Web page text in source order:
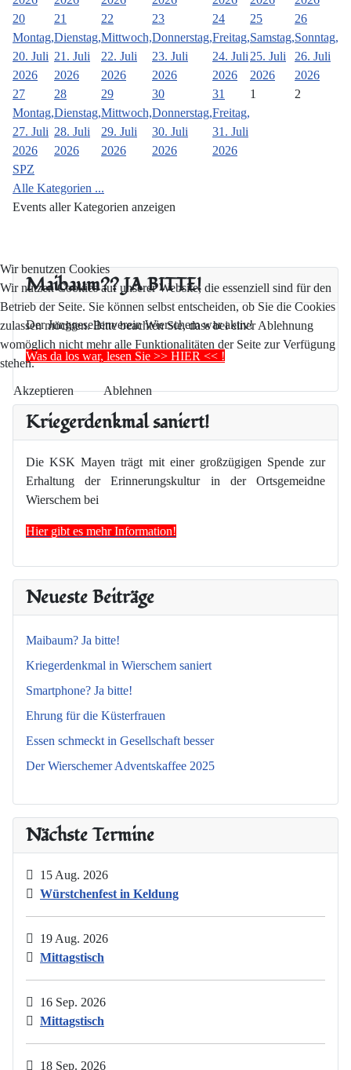
Maibaum?? JA BITTE!
Der Junggesellenverein Wierschem war aktiv!
Was da los war, lesen Sie >> HIER << !
Kriegerdenkmal saniert!
Die KSK Mayen trägt mit einer großzügigen Spende zur
Erhaltung der Erinnerungskultur in der Ortsgemeidne
Wierschem bei
Hier gibt es mehr Information!
Neueste Beiträge
Maibaum? Ja bitte!
Kriegerdenkmal in Wierschem saniert
Smartphone? Ja bitte!
Ehrung für die Küsterfrauen
Essen schmeckt in Gesellschaft besser
Der Wierschemer Adventskaffee 2025
Nächste Termine
15 Aug. 2026
Würstchenfest in Keldung
19 Aug. 2026
Mittagstisch
16 Sep. 2026
Mittagstisch
18 Sep. 2026
20
Montag,
20. Juli
2026
21
Dienstag,
21. Juli
2026
22
Mittwoch,
22. Juli
2026
23
Donnerstag,
23. Juli
2026
24
Freitag,
24. Juli
2026
25
Samstag,
25. Juli
2026
26
Sonntag,
26. Juli
2026
27
Montag,
27. Juli
2026
28
Dienstag,
28. Juli
2026
29
Mittwoch,
29. Juli
2026
30
Donnerstag,
30. Juli
2026
31
Freitag,
31. Juli
2026
1 2
SPZ
Alle Kategorien ...
Events aller Kategorien anzeigen
Wir benutzen Cookies
Wir nutzen Cookies auf unserer Website, die essenziell sind für den
Betrieb der Seite. Sie können selbst entscheiden, ob Sie die Cookies
zulassen möchten. Bitte beachten Sie, dass bei einer Ablehnung
womöglich nicht mehr alle Funktionalitäten der Seite zur Verfügung
stehen.
Akzeptieren Ablehnen